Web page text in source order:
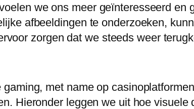
we ons meer geïnteresseerd en
afbeeldingen te onderzoeken,
zorgen dat we steeds weer
met name op
Hieronder leggen we uit hoe